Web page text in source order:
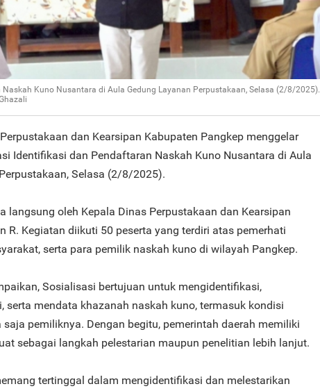
Kuno Nusantara di Aula Gedung Layanan Perpustakaan, Selasa (2/8/2025).
dan Kearsipan Kabupaten Pangkep menggelar
Identifikasi dan Pendaftaran Naskah Kuno Nusantara di Aula
Selasa (2/8/2025).
langsung oleh Kepala Dinas Perpustakaan dan Kearsipan
R. Kegiatan diikuti 50 peserta yang terdiri atas pemerhati
serta para pemilik naskah kuno di wilayah Pangkep.
Sosialisasi bertujuan untuk mengidentifikasi,
serta mendata khazanah naskah kuno, termasuk kondisi
pemiliknya. Dengan begitu, pemerintah daerah memiliki
sebagai langkah pelestarian maupun penelitian lebih lanjut.
tertinggal dalam mengidentifikasi dan melestarikan